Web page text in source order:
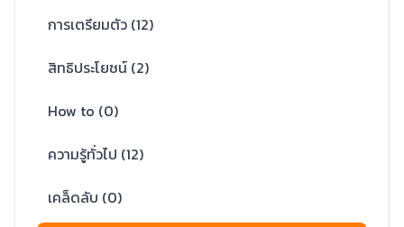
การเตรียมตัว (12)
สิทธิประโยชน์ (2)
How to (0)
ความรู้ทั่วไป (12)
เคล็ดลับ (0)